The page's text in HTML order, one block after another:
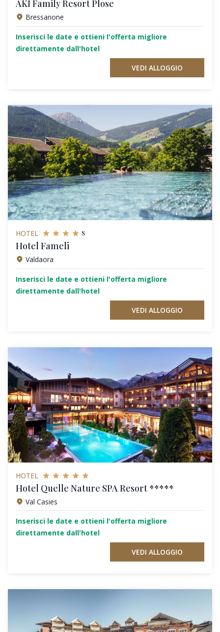
AKI Family Resort Plose
Bressanone
Inserisci le date e ottieni l'offerta migliore
direttamente dall'hotel
VEDI ALLOGGIO
HOTEL s
Hotel Fameli
Valdaora
Inserisci le date e ottieni l'offerta migliore
direttamente dall'hotel
VEDI ALLOGGIO
HOTEL
Hotel Quelle Nature SPA Resort *****
Val Casies
Inserisci le date e ottieni l'offerta migliore
direttamente dall'hotel
VEDI ALLOGGIO